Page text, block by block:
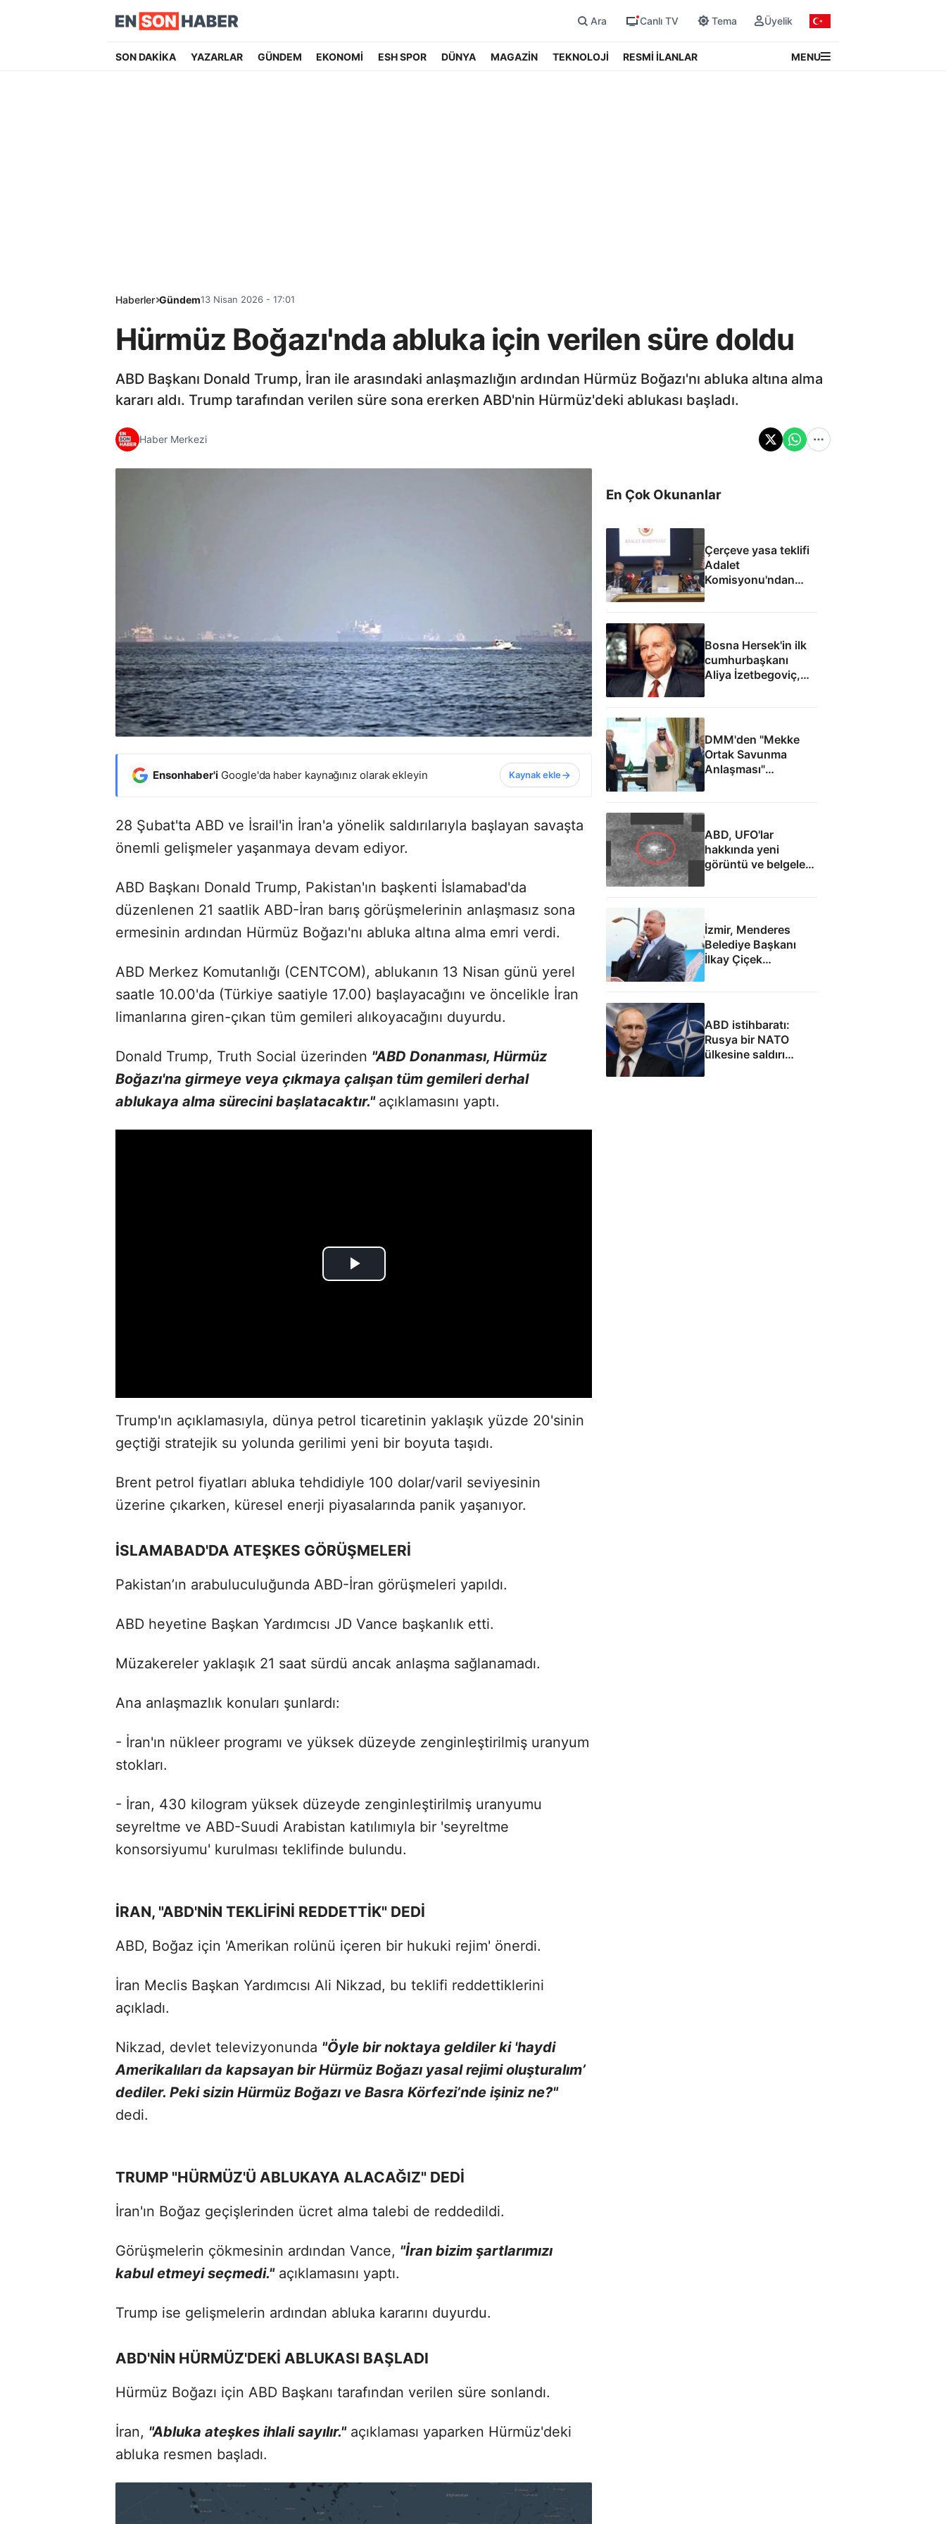
Ara Canlı TV Tema Üyelik
SON DAKİKA YAZARLAR GÜNDEM EKONOMİ ESH SPOR DÜNYA MAGAZİN TEKNOLOJİ RESMİ İLANLAR MENU
Haberler Gündem13 Nisan 2026 - 17:01
Hürmüz Boğazı'nda abluka için verilen süre doldu
ABD Başkanı Donald Trump, İran ile arasındaki anlaşmazlığın ardından Hürmüz Boğazı'nı abluka altına alma
kararı aldı. Trump tarafından verilen süre sona ererken ABD'nin Hürmüz'deki ablukası başladı.
Haber Merkezi
Ensonhaber'i Google'da haber kaynağınız olarak ekleyin Kaynak ekle
28 Şubat'ta ABD ve İsrail'in İran'a yönelik saldırılarıyla başlayan savaşta
önemli gelişmeler yaşanmaya devam ediyor.
ABD Başkanı Donald Trump, Pakistan'ın başkenti İslamabad'da
düzenlenen 21 saatlik ABD-İran barış görüşmelerinin anlaşmasız sona
ermesinin ardından Hürmüz Boğazı'nı abluka altına alma emri verdi.
ABD Merkez Komutanlığı (CENTCOM), ablukanın 13 Nisan günü yerel
saatle 10.00'da (Türkiye saatiyle 17.00) başlayacağını ve öncelikle İran
limanlarına giren-çıkan tüm gemileri alıkoyacağını duyurdu.
Donald Trump, Truth Social üzerinden "ABD Donanması, Hürmüz
Boğazı'na girmeye veya çıkmaya çalışan tüm gemileri derhal
ablukaya alma sürecini başlatacaktır." açıklamasını yaptı.
Trump'ın açıklamasıyla, dünya petrol ticaretinin yaklaşık yüzde 20'sinin
geçtiği stratejik su yolunda gerilimi yeni bir boyuta taşıdı.
Brent petrol fiyatları abluka tehdidiyle 100 dolar/varil seviyesinin
üzerine çıkarken, küresel enerji piyasalarında panik yaşanıyor.
İSLAMABAD'DA ATEŞKES GÖRÜŞMELERİ
Pakistan’ın arabuluculuğunda ABD-İran görüşmeleri yapıldı.
ABD heyetine Başkan Yardımcısı JD Vance başkanlık etti.
Müzakereler yaklaşık 21 saat sürdü ancak anlaşma sağlanamadı.
Ana anlaşmazlık konuları şunlardı:
- İran'ın nükleer programı ve yüksek düzeyde zenginleştirilmiş uranyum
stokları.
- İran, 430 kilogram yüksek düzeyde zenginleştirilmiş uranyumu
seyreltme ve ABD-Suudi Arabistan katılımıyla bir 'seyreltme
konsorsiyumu' kurulması teklifinde bulundu.
İRAN, "ABD'NİN TEKLİFİNİ REDDETTİK" DEDİ
ABD, Boğaz için 'Amerikan rolünü içeren bir hukuki rejim' önerdi.
İran Meclis Başkan Yardımcısı Ali Nikzad, bu teklifi reddettiklerini
açıkladı.
Nikzad, devlet televizyonunda "Öyle bir noktaya geldiler ki 'haydi
Amerikalıları da kapsayan bir Hürmüz Boğazı yasal rejimi oluşturalım’
dediler. Peki sizin Hürmüz Boğazı ve Basra Körfezi’nde işiniz ne?"
dedi.
TRUMP "HÜRMÜZ'Ü ABLUKAYA ALACAĞIZ" DEDİ
İran'ın Boğaz geçişlerinden ücret alma talebi de reddedildi.
Görüşmelerin çökmesinin ardından Vance, "İran bizim şartlarımızı
kabul etmeyi seçmedi."açıklamasını yaptı.
Trump ise gelişmelerin ardından abluka kararını duyurdu.
ABD'NİN HÜRMÜZ'DEKİ ABLUKASI BAŞLADI
Hürmüz Boğazı için ABD Başkanı tarafından verilen süre sonlandı.
İran, "Abluka ateşkes ihlali sayılır."açıklaması yaparken Hürmüz'deki
abluka resmen başladı.
En Çok Okunanlar
Çerçeve yasa teklifi
Adalet
Komisyonu'ndan
geçti
Bosna Hersek'in ilk
cumhurbaşkanı
Aliya İzetbegoviç,
DMM'den "Mekke
Ortak Savunma
Anlaşması"
iddialarına yalanlama
ABD, UFO'lar
hakkında yeni
görüntü ve belgeler
İzmir, Menderes
Belediye Başkanı
İlkay Çiçek
ABD istihbaratı:
Rusya bir NATO
ülkesine saldırı
düzenleyebilir